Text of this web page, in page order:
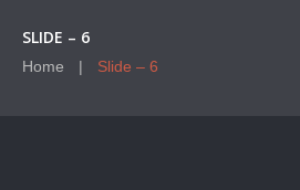
SLIDE – 6
Home Slide – 6